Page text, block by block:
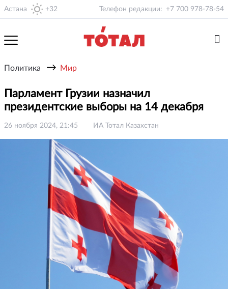
Астана +32 Телефон редакции: +7 700 978-78-54
Политика → Мир
Парламент Грузии назначил
президентские выборы на 14 декабря
26 ноября 2024, 21:45 ИА Тотал Казахстан